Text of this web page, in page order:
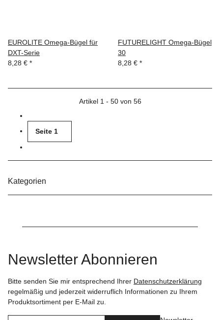
EUROLITE Omega-Bügel für
DXT-Serie
8,28 € *
FUTURELIGHT Omega-Bügel
30
8,28 € *
Artikel 1 - 50 von 56
Seite 1
Kategorien
Newsletter Abonnieren
Bitte senden Sie mir entsprechend Ihrer Datenschutzerklärung
regelmäßig und jederzeit widerruflich Informationen zu Ihrem
Produktsortiment per E-Mail zu.